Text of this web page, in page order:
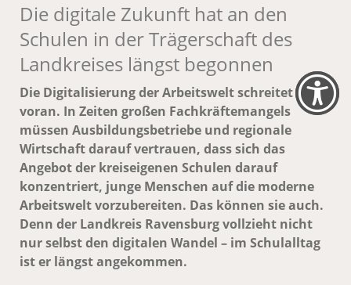
Die digitale Zukunft hat an den
Schulen in der Trägerschaft des
Landkreises längst begonnen
Die Digitalisierung der Arbeitswelt schreitet
voran. In Zeiten großen Fachkräftemangels
müssen Ausbildungsbetriebe und regionale
Wirtschaft darauf vertrauen, dass sich das
Angebot der kreiseigenen Schulen darauf
konzentriert, junge Menschen auf die moderne
Arbeitswelt vorzubereiten. Das können sie auch.
Denn der Landkreis Ravensburg vollzieht nicht
nur selbst den digitalen Wandel – im Schulalltag
ist er längst angekommen.